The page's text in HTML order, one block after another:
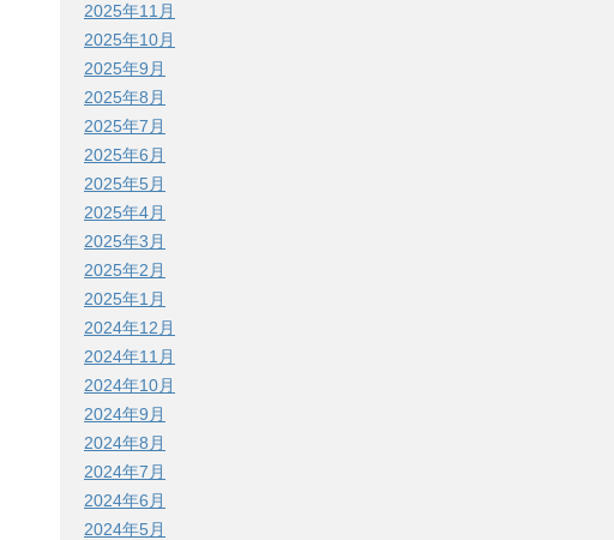
2025年11月
2025年10月
2025年9月
2025年8月
2025年7月
2025年6月
2025年5月
2025年4月
2025年3月
2025年2月
2025年1月
2024年12月
2024年11月
2024年10月
2024年9月
2024年8月
2024年7月
2024年6月
2024年5月